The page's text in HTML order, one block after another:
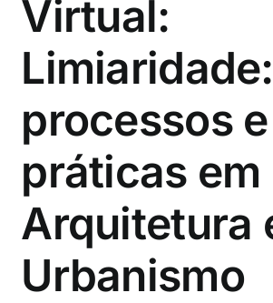
Virtual:
Limiaridade:
processos e
práticas em
Arquitetura
Urbanismo